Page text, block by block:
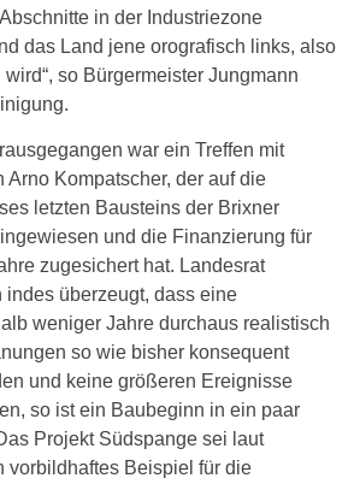
in der Industriezone
das Land jene orografisch links, also
so Bürgermeister Jungmann
war ein Treffen mit
Arno Kompatscher, der auf die
letzten Bausteins der Brixner
und die Finanzierung für
zugesichert hat. Landesrat
indes überzeugt, dass eine
weniger Jahre durchaus realistisch
so wie bisher konsequent
und keine größeren Ereignisse
so ist ein Baubeginn in ein paar
Projekt Südspange sei laut
vorbildhaftes Beispiel für die